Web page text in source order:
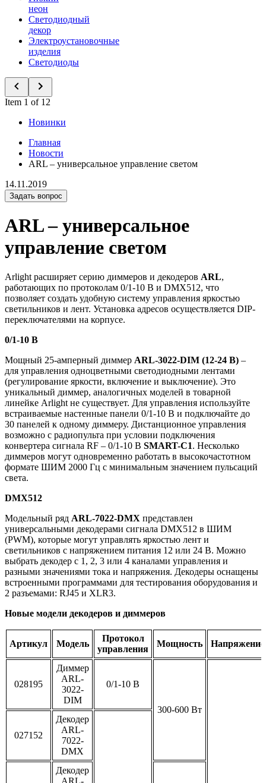
неон
Светодиодный
декор
Электроустановочные
изделия
Светодиоды
Item 1 of 12
Новинки
Главная
Новости
ARL – универсальное управление светом
14.11.2019
Задать вопрос
ARL – универсальное
управление светом
Arlight расширяет серию диммеров и декодеров ARL,
работающих по протоколам 0/1-10 В и DMX512, что
позволяет создать удобную систему управления яркостью
светильников и лент. Установка адресов осуществляется DIP-
переключателями на корпусе.
0/1-10 В
Мощный 25-амперный диммер ARL-3022-DIM (12-24 В) –
для управления одноцветными светодиодными лентами
(регулирование яркости, включение и выключение). Это
уникальный диммер, аналогичных моделей в товарной
линейке Arlight не существует. Для управления используйте
встраиваемые настенные панели 0/1-10 В и подключайте до
30 панелей к одному диммеру. Дистанционное управления
возможно с радиопульта при условии подключения
конвертера сигнала RF – 0/1-10 В SMART-C1. Несколько
диммеров могут одновременно работать в высокочастотном
формате ШИМ 2000 Гц с минимальным значением пульсаций
света.
DMX512
Модельный ряд ARL-7022-DMX представлен
универсальными декодерами сигнала DMX512 в ШИМ
(PWM), которые могут управлять яркостью лент и
светильников с напряжением питания 12 или 24 В. Можно
выбрать декодер с 1, 2, 3 или 4 каналами управления и
разными значениями тока и напряжения. Декодеры оснащены
встроенными программами для тестирования оборудования и
2 разъемами: RJ45 и XLR3.
Новые модели декодеров и диммеров
Артикул Модель
Протокол
управления
Мощность Напряжение
028195
Диммер
ARL-
3022-
DIM
0/1-10 В
300-600 Вт
027152
Декодер
ARL-
7022-
DMX
Декодер
ARL-